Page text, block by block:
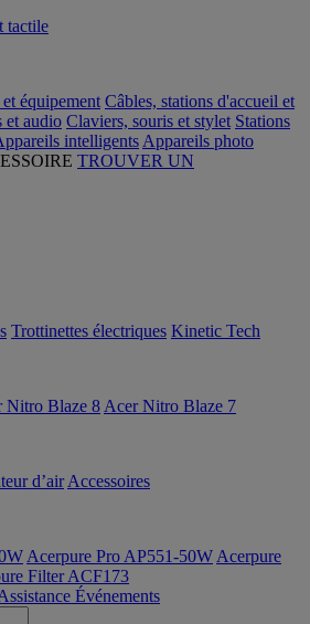
tactile
équipement Câbles, stations d'accueil et
et audio Claviers, souris et stylet Stations
intelligents Appareils photo
TROUVER UN
Trottinettes électriques Kinetic Tech
Nitro Blaze 8 Acer Nitro Blaze 7
d’air Accessoires
Acerpure Pro AP551-50W Acerpure
Filter ACF173
Événements